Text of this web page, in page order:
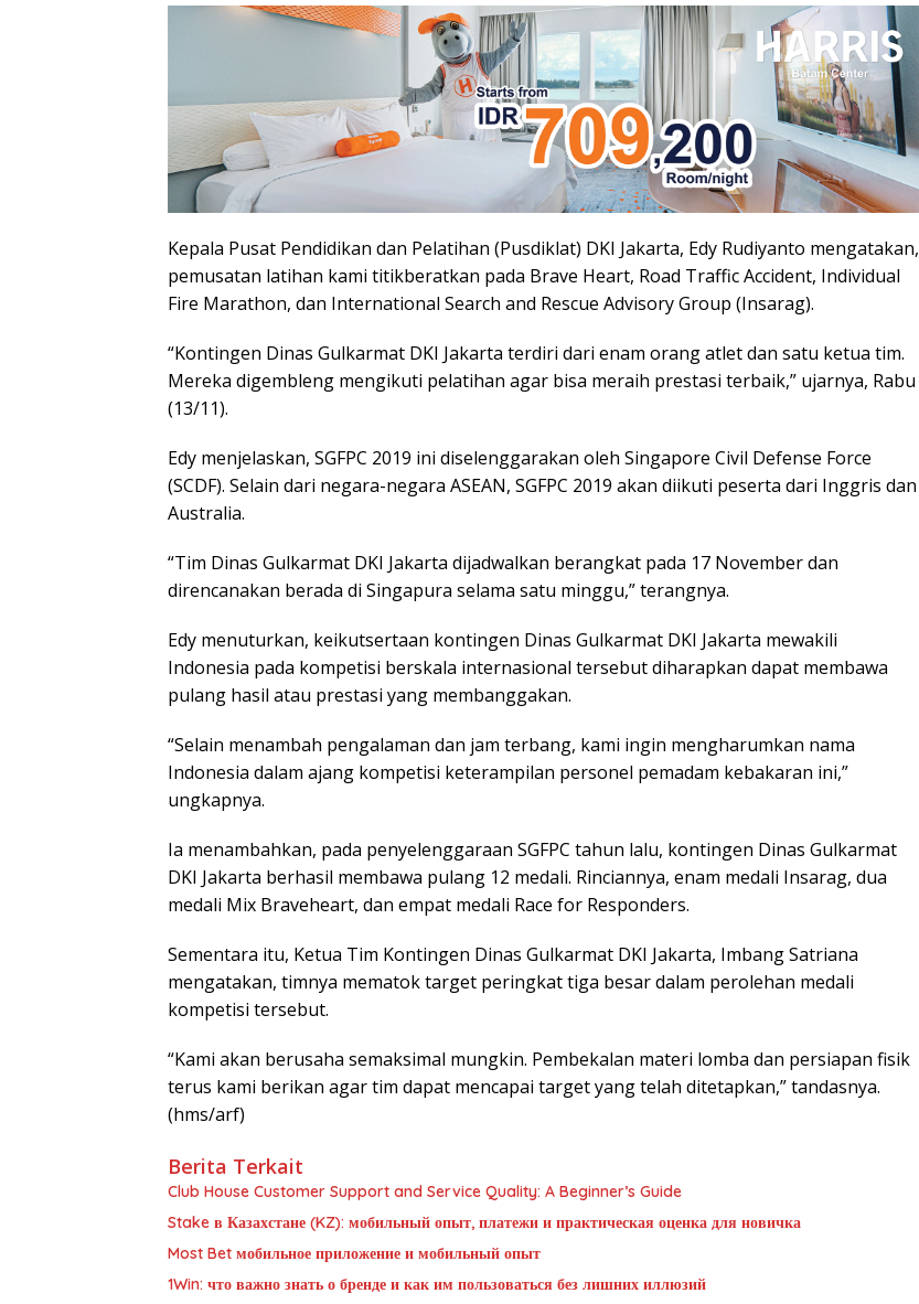
Kepala Pusat Pendidikan dan Pelatihan (Pusdiklat) DKI Jakarta, Edy Rudiyanto mengatakan,
pemusatan latihan kami titikberatkan pada Brave Heart, Road Traffic Accident, Individual
Fire Marathon, dan International Search and Rescue Advisory Group (Insarag).
“Kontingen Dinas Gulkarmat DKI Jakarta terdiri dari enam orang atlet dan satu ketua tim.
Mereka digembleng mengikuti pelatihan agar bisa meraih prestasi terbaik,” ujarnya, Rabu
(13/11).
Edy menjelaskan, SGFPC 2019 ini diselenggarakan oleh Singapore Civil Defense Force
(SCDF). Selain dari negara-negara ASEAN, SGFPC 2019 akan diikuti peserta dari Inggris dan
Australia.
“Tim Dinas Gulkarmat DKI Jakarta dijadwalkan berangkat pada 17 November dan
direncanakan berada di Singapura selama satu minggu,” terangnya.
Edy menuturkan, keikutsertaan kontingen Dinas Gulkarmat DKI Jakarta mewakili
Indonesia pada kompetisi berskala internasional tersebut diharapkan dapat membawa
pulang hasil atau prestasi yang membanggakan.
“Selain menambah pengalaman dan jam terbang, kami ingin mengharumkan nama
Indonesia dalam ajang kompetisi keterampilan personel pemadam kebakaran ini,”
ungkapnya.
Ia menambahkan, pada penyelenggaraan SGFPC tahun lalu, kontingen Dinas Gulkarmat
DKI Jakarta berhasil membawa pulang 12 medali. Rinciannya, enam medali Insarag, dua
medali Mix Braveheart, dan empat medali Race for Responders.
Sementara itu, Ketua Tim Kontingen Dinas Gulkarmat DKI Jakarta, Imbang Satriana
mengatakan, timnya mematok target peringkat tiga besar dalam perolehan medali
kompetisi tersebut.
“Kami akan berusaha semaksimal mungkin. Pembekalan materi lomba dan persiapan fisik
terus kami berikan agar tim dapat mencapai target yang telah ditetapkan,” tandasnya.
(hms/arf)
Berita Terkait
Club House Customer Support and Service Quality: A Beginner’s Guide
Stake в Казахстане (KZ): мобильный опыт, платежи и практическая оценка для новичка
Most Bet мобильное приложение и мобильный опыт
1Win: что важно знать о бренде и как им пользоваться без лишних иллюзий